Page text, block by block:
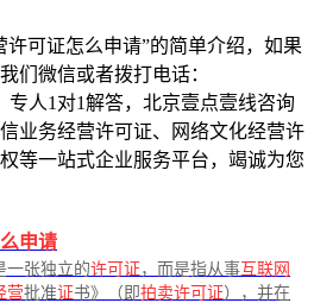
许可证怎么申请”的简单介绍，如果
们微信或者拨打电话：
专人1对1解答，北京壹点壹线咨询
业务经营许可证、网络文化经营许
等一站式企业服务平台，竭诚为您
申请
一张独立的许可证 ，而是指从事互联网
营批准证书》（即拍卖许可证），并在